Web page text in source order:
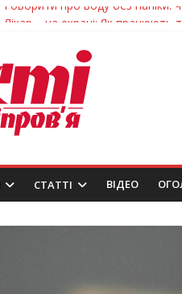
Лікар – на екрані: Як працюють
Пошуки тривають: на
Ветерани Дніпропетровщини
Говорити про воду без паніки:
СТАТТІ ВIДЕО